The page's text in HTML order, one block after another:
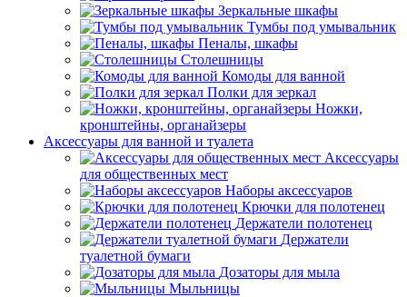
Зеркальные шкафы
Тумбы под умывальник
Пеналы, шкафы
Столешницы
Комоды для ванной
Полки для зеркал
Ножки,
кронштейны, органайзеры
Аксессуары для ванной и туалета
Аксессуары
для общественных мест
Наборы аксессуаров
Крючки для полотенец
Держатели полотенец
Держатели
туалетной бумаги
Дозаторы для мыла
Мыльницы